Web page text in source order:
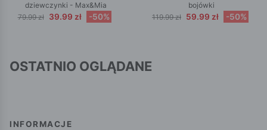
dziewczynki - Max&Mia
79.99 zł
39.99 zł -50%
bojówki
119.99 zł 59.99 zł -50%
OSTATNIO OGLĄDANE
INFORMACJE